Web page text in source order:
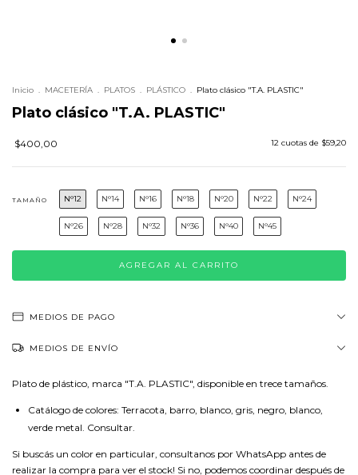
Inicio . MACETERÍA . PLATOS . PLÁSTICO . Plato clásico "T.A. PLASTIC"
Plato clásico "T.A. PLASTIC"
$400,00 12 cuotas de $59,20
TAMAÑO N°12 N°14 N°16 N°18 N°20 N°22 N°24
N°26 N°28 N°32 N°36 N°40 N°45
MEDIOS DE PAGO
MEDIOS DE ENVÍO
Plato de plástico, marca "T.A. PLASTIC", disponible en trece tamaños.
Catálogo de colores: Terracota, barro, blanco, gris, negro, blanco,
verde metal. Consultar.
Si buscás un color en particular, consultanos por WhatsApp antes de
realizar la compra para ver el stock! Si no, podemos coordinar después de